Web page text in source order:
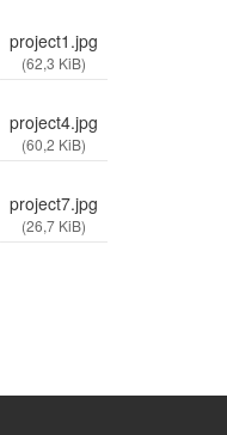
project1.jpg
(62,3 KiB)
project4.jpg
(60,2 KiB)
project7.jpg
(26,7 KiB)